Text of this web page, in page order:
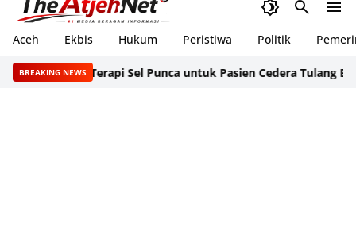
Aceh Ekbis Hukum Peristiwa Politik
BREAKING NEWS
Terapi Sel Punca untuk Pasien Cedera Tulang Belakang